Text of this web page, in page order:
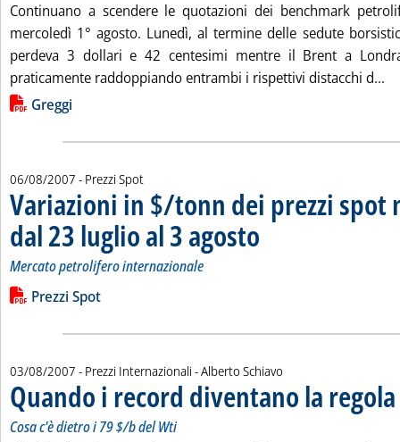
Continuano a scendere le quotazioni dei benchmark
mercoledì 1° agosto. Lunedì, al termine delle sedute
perdeva 3 dollari e 42 centesimi mentre il Brent a
praticamente raddoppiando entrambi i rispettivi distacchi d...
Lista allegati PDF alla notizia
Greggi
06/08/2007 - Prezzi Spot
Variazioni in $/tonn dei prezzi spot
dal 23 luglio al 3 agosto . Sottotitolo: Mercato
. Pubblicata lunedì 06 agosto
Mercato petrolifero internazionale
Leggi tutta la notizia: 'Variazioni in $/tonn dei prezzi spot
Lista allegati PDF alla notizia
Prezzi Spot
03/08/2007 - Prezzi Internazionali -di:
Alberto Schiavo
Quando i record diventano la regola
Cosa c'è dietro i 79 $/b del Wti